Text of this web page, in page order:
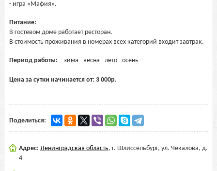
- игра «Мафия».
Питание:
В гостевом доме работает ресторан.
В стоимость проживания в номерах всех категорий входит завтрак.
Период работы: зима весна лето осень
Цена за сутки начинается от: 3 000р.
Поделиться:
Адрес: Ленинградская область, г. Шлиссельбург, ул. Чекалова, д.
4